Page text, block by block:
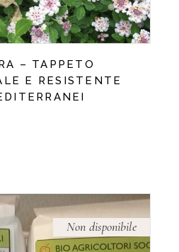
– TAPPETO
E RESISTENTE
Non disponibile